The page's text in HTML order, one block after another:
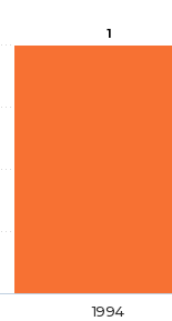
1
1994